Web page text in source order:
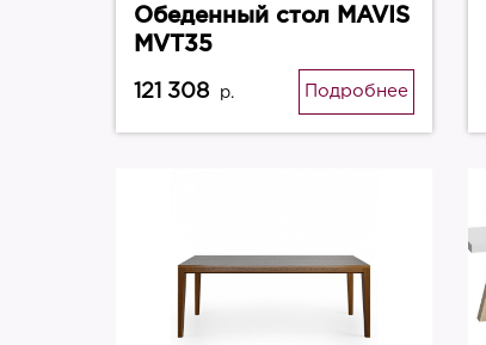
Обеденный стол MAVIS
MVT35
121 308 р. Подробнее